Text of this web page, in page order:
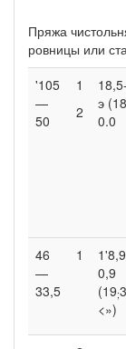
Пряжа
ровницы или
'105
—
50
1
2
э
0.0
46
—
33,5
1
0,9
(19;
<»)